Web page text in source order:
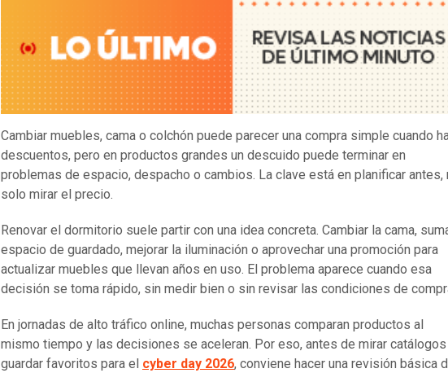
Cambiar muebles, cama o colchón puede parecer una compra simple cuando
descuentos, pero en productos grandes un descuido puede terminar en
problemas de espacio, despacho o cambios. La clave está en planificar antes,
solo mirar el precio.
Renovar el dormitorio suele partir con una idea concreta. Cambiar la cama,
espacio de guardado, mejorar la iluminación o aprovechar una promoción para
actualizar muebles que llevan años en uso. El problema aparece cuando esa
decisión se toma rápido, sin medir bien o sin revisar las condiciones de
En jornadas de alto tráfico online, muchas personas comparan productos al
mismo tiempo y las decisiones se aceleran. Por eso, antes de mirar catálogos
guardar favoritos para el cyber day 2026, conviene hacer una revisión básica